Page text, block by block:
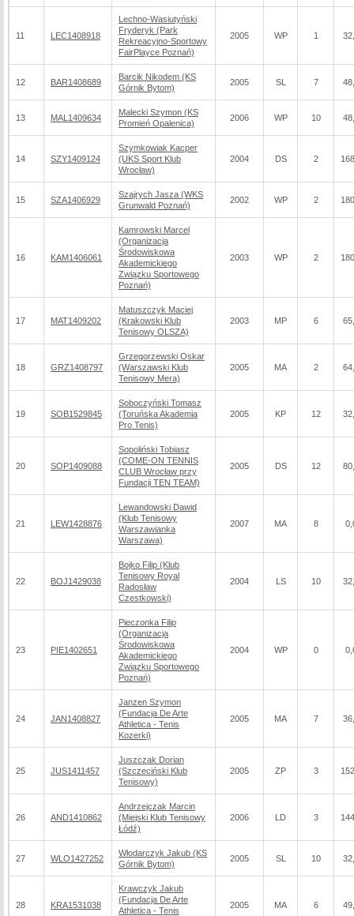
11 LEC1408918
Lechno-Wasiutyński
Fryderyk (Park
Rekreacyjno-Sportowy
FairPlayce Poznań)
2005 WP 1
12 BAR1408689
Barcik Nikodem (KS
Górnik Bytom)
2005 SL 7
13 MAL1409634
Malecki Szymon (KS
Promień Opalenica)
2006 WP 10
14 SZY1409124
Szymkowiak Kacper
(UKS Sport Klub
Wrocław)
2004 DS 2
15 SZA1406929
Szajrych Jasza (WKS
Grunwald Poznań)
2002 WP 2
16 KAM1406061
Kamrowski Marcel
(Organizacja
Środowiskowa
Akademickiego
Związku Sportowego
Poznań)
2003 WP 2
17 MAT1409202
Matuszczyk Maciej
(Krakowski Klub
Tenisowy OLSZA)
2003 MP 6
18 GRZ1408797
Grzegorzewski Oskar
(Warszawski Klub
Tenisowy Mera)
2005 MA 2
19 SOB1529845
Soboczyński Tomasz
(Toruńska Akademia
Pro Tenis)
2005 KP 12
20 SOP1409088
Sopoliński Tobiasz
(COME-ON TENNIS
CLUB Wrocław przy
Fundacji TEN TEAM)
2005 DS 12
21 LEW1428876
Lewandowski Dawid
(Klub Tenisowy
Warszawianka
Warszawa)
2007 MA 8
22 BOJ1429038
Bojko Filip (Klub
Tenisowy Royal
Radosław
Czestkowski)
2004 LS 10
23 PIE1402651
Pieczonka Filip
(Organizacja
Środowiskowa
Akademickiego
Związku Sportowego
Poznań)
2004 WP 0
24 JAN1408827
Janzen Szymon
(Fundacja De Arte
Athletica - Tenis
Kozerki)
2005 MA 7
25 JUS1411457
Juszczak Dorian
(Szczeciński Klub
Tenisowy)
2005 ZP 3
26 AND1410862
Andrzejczak Marcin
(Miejski Klub Tenisowy
Łódź)
2006 LD 3
27 WLO1427252
Włodarczyk Jakub (KS
Górnik Bytom)
2005 SL 10
28 KRA1531038
Krawczyk Jakub
(Fundacja De Arte
Athletica - Tenis
2005 MA 6